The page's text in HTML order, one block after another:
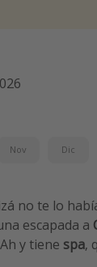
Nov Dic
no te lo
escapada a
Ah y tiene spa,